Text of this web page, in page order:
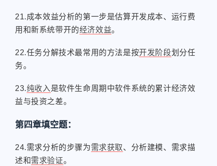
21.成本效益分析的第一步是估算开发成本、运行费
用和新系统带开的经济效益。
22.任务分解技术最常用的方法是按开发阶段划分任
务。
23.纯收入 是软件生命周期中软件系统的累计经济效
益与投资之差。
第四章填空题：
24.需求分析的步骤为需求获取、分析建模、需求描
述和需求验证。